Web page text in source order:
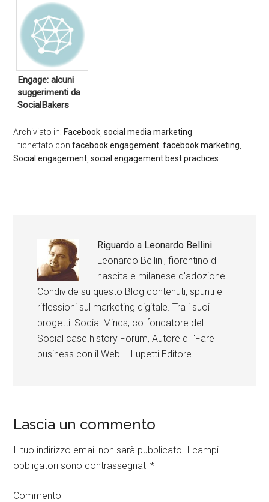
Engage: alcuni
suggerimenti da
SocialBakers
Archiviato in:Facebook ,social media marketing
Etichettato con:facebook engagement ,facebook marketing
Social engagement ,social engagement best practices
Riguardo a Leonardo Bellini
Leonardo Bellini, fiorentino di
nascita e milanese d'adozione.
Condivide su questo Blog contenuti, spunti e
riflessioni sul marketing digitale. Tra i suoi
progetti: Social Minds, co-fondatore del
Social case history Forum, Autore di "Fare
business con il Web" - Lupetti Editore.
Lascia un commento
Il tuo indirizzo email non sarà pubblicato. I campi
obbligatori sono contrassegnati*
Commento